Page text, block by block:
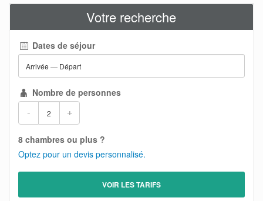
Votre recherche
Dates de séjour
Arrivée — Départ
Nombre de personnes
- +
8 chambres ou plus ?
Optez pour un devis personnalisé.
VOIR LES TARIFS